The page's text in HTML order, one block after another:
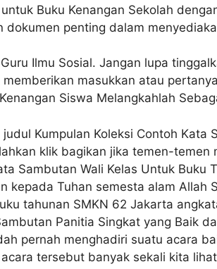
Buku Kenangan Sekolah
dokumen penting dalam
Ilmu Sosial. Jangan lupa
masukkan atau
Siswa Melangkahlah
Kumpulan Koleksi Contoh Kata
klik bagikan jika temen-temen
Sambutan Wali Kelas Untuk Buku
kepada Tuhan semesta alam Allah
tahunan SMKN 62 Jakarta
Panitia Singkat yang Baik
pernah menghadiri suatu acara
tersebut banyak sekali kita